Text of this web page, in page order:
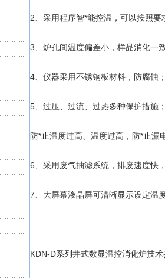
2、采用程序智*能控温，可以按照
3、炉孔间温度偏差小，样品消化一
4、仪器采用不锈钢板材料，防腐蚀
5、过压、过流、过热多种保护措施
防*止温度过高、温度过高，防*止漏
6、采用废气抽滤系统，排废速度快
7、大屏幕液晶屏可清晰显示设定温
KDN-D系列井式数显温控消化炉技